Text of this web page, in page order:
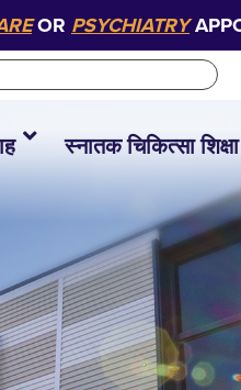
OR PSYCHIATRY
स्नातक चिकित्सा शिक्षा